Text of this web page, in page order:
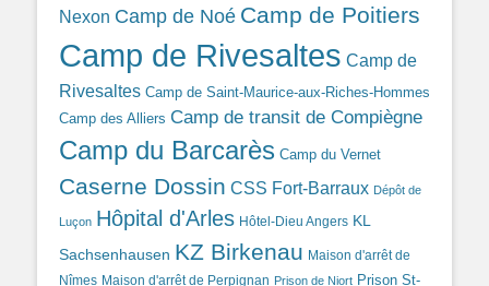
Nexon Camp de Noé Camp de Poitiers
Camp de Rivesaltes Camp de
Rivesaltes Camp de Saint-Maurice-aux-Riches-Hommes
Camp des Alliers Camp de transit de Compiègne
Camp du Barcarès Camp du Vernet
Caserne Dossin CSS Fort-Barraux Dépôt de
Luçon Hôpital d'Arles Hôtel-Dieu Angers KL
Sachsenhausen KZ Birkenau Maison d'arrêt de
Nîmes Maison d'arrêt de Perpignan Prison de Niort Prison St-